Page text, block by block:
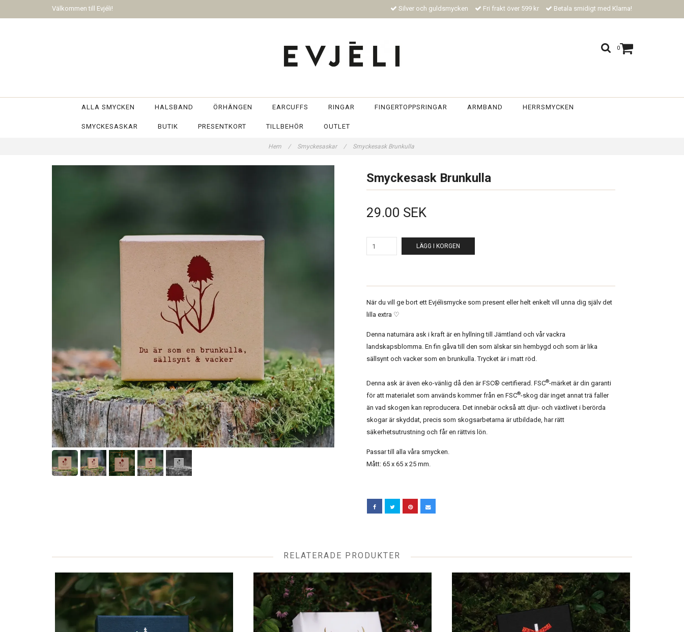
Välkommen till Evjéli! Silver och guldsmycken Fri frakt över 599 kr Betala smidigt med Klarna!
0
ALLA SMYCKEN HALSBAND ÖRHÄNGEN EARCUFFS RINGAR FINGERTOPPSRINGAR ARMBAND HERRSMYCKEN
SMYCKESASKAR BUTIK PRESENTKORT TILLBEHÖR OUTLET
Hem / Smyckesaskar / Smyckesask Brunkulla
Smyckesask Brunkulla
29.00 SEK
LÄGG I KORGEN
När du vill ge bort ett Evjélismycke som present eller helt enkelt vill unna dig själv det
lilla extra ♡
Denna naturnära ask i kraft är en hyllning till Jämtland och vår vackra
landskapsblomma. En fin gåva till den som älskar sin hembygd och som är lika
sällsynt och vacker som en brunkulla. Trycket är i matt röd.
Denna ask är även eko-vänlig då den är FSC® certifierad. FSC®-märket är din garanti
för att materialet som används kommer från en FSC®-skog där inget annat trä faller
än vad skogen kan reproducera. Det innebär också att djur- och växtlivet i berörda
skogar är skyddat, precis som skogsarbetarna är utbildade, har rätt
säkerhetsutrustning och får en rättvis lön.
Passar till alla våra smycken.
Mått: 65 x 65 x 25 mm.
RELATERADE PRODUKTER